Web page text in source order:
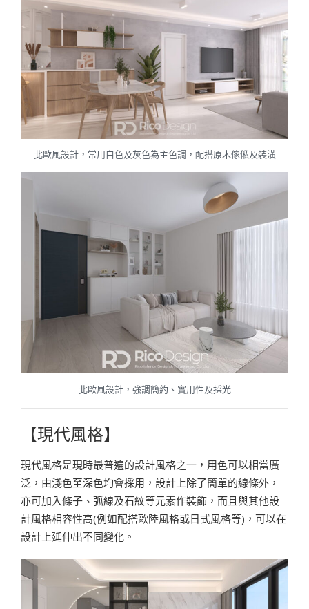
北歐風設計，常用白色及灰色為主色調，配搭原木傢俬及裝潢
北歐風設計，強調簡約、實用性及採光
【現代風格】
現代風格是現時最普遍的設計風格之一，用色可以相當廣
泛，由淺色至深色均會採用，設計上除了簡單的線條外，
亦可加入條子、弧線及石紋等元素作裝飾，而且與其他設
計風格相容性高(例如配搭歐陸風格或日式風格等)，可以在
設計上延伸出不同變化。